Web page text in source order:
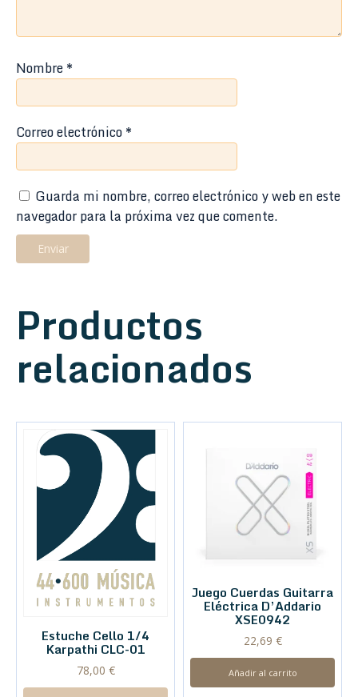
Nombre*
Correo electrónico*
Guarda mi nombre, correo electrónico y web en este
navegador para la próxima vez que comente.
Productos
relacionados
Estuche Cello 1/4
Karpathi CLC-01
78,00 €
Juego Cuerdas Guitarra
Eléctrica D’Addario
XSE0942
22,69 €
Añadir al carrito